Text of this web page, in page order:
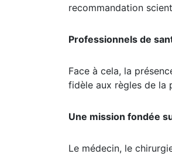
milliers de personnes
Face à cela, la